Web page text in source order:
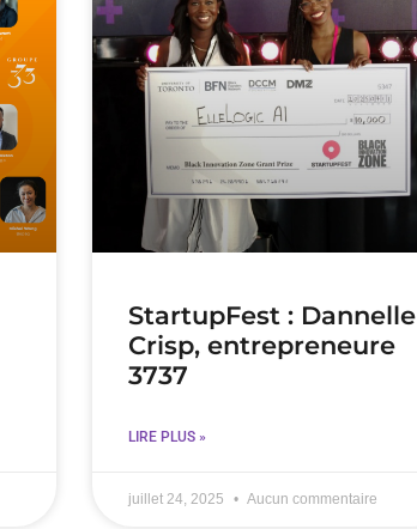
StartupFest : Dannelle
Crisp, entrepreneure
3737
LIRE PLUS »
juillet 24, 2025 Aucun commentaire